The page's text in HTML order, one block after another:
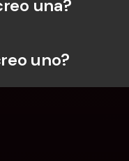
una?
uno?